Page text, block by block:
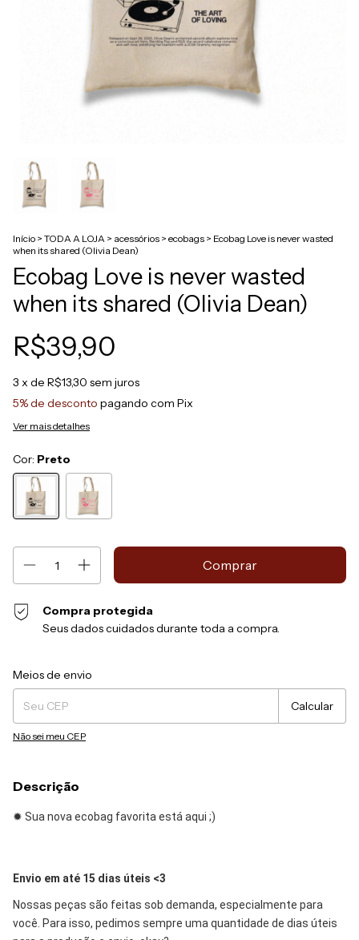
Início > TODA A LOJA > acessórios > ecobags > Ecobag Love is never wasted
when its shared (Olivia Dean)
Ecobag Love is never wasted
when its shared (Olivia Dean)
R$39,90
3 x de R$13,30 sem juros
5% de desconto pagando com Pix
Ver mais detalhes
Cor: Preto
Compra protegida
Seus dados cuidados durante toda a compra.
Entregas para o CEP:
Meios de envio
Calcular
Não sei meu CEP
Descrição
✹ Sua nova ecobag favorita está aqui ;)
Envio em até 15 dias úteis <3
Nossas peças são feitas sob demanda, especialmente para
você. Para isso, pedimos sempre uma quantidade de dias úteis